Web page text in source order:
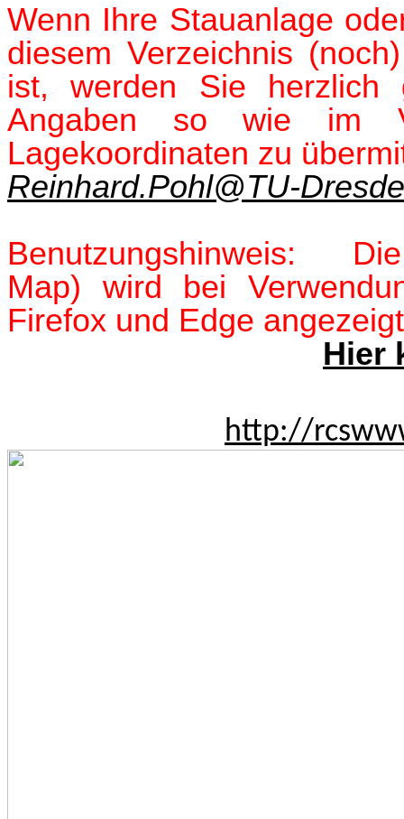
Wenn Ihre Stauanlage
diesem Verzeichnis
ist, werden Sie herzlich
Angaben so wie im
Lagekoordinaten zu
Reinhard.Pohl@TU-
Benutzungshinweis:
Map) wird bei
Firefox und Edge
Hier
http://